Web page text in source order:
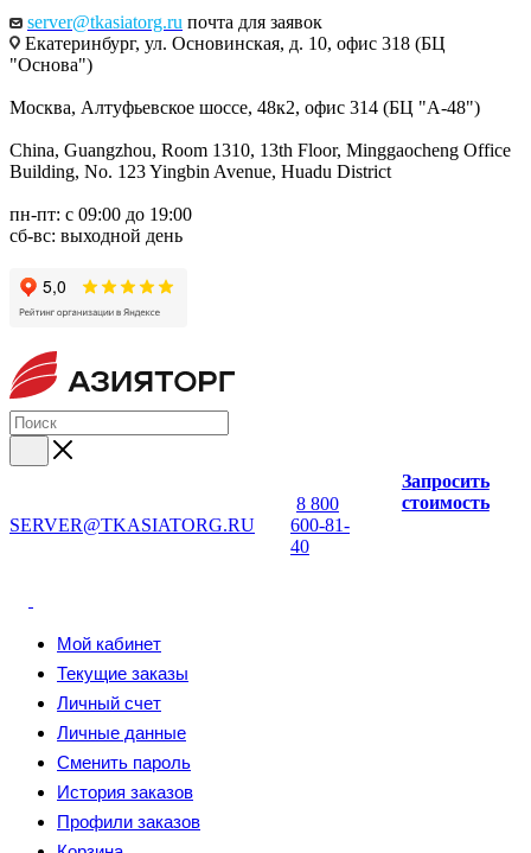
server@tkasiatorg.ru почта для заявок
Екатеринбург, ул. Основинская, д. 10, офис 318 (БЦ
"Основа")
Москва, Алтуфьевское шоссе, 48к2, офис 314 (БЦ "А-48")
China, Guangzhou, Room 1310, 13th Floor, Minggaocheng Office
Building, No. 123 Yingbin Avenue, Huadu District
пн-пт: с 09:00 до 19:00
сб-вс: выходной день
SERVER@TKASIATORG.RU
8 800
600-81-
40
Запросить
стоимость
Мой кабинет
Текущие заказы
Личный счет
Личные данные
Сменить пароль
История заказов
Профили заказов